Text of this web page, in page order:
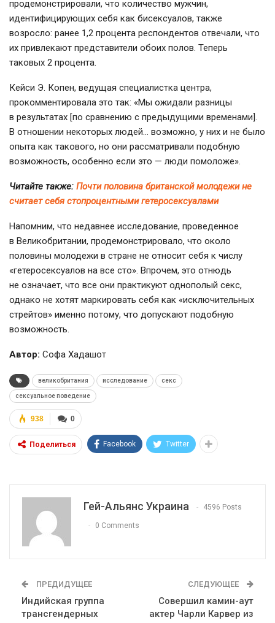
продемонстрировали, что количество мужчин,
идентифицирующих себя как бисексуалов, также
возросло: ранее 1,2 процента респондентов отвечали, что
их привлекают представители обоих полов. Теперь
таковых 2 процента.
Кейси Э. Копен, ведущая специалистка центра,
прокомментировала это так: «Мы ожидали разницы
в результатах [по сравнению с предыдущими временами].
В отношении некоторых людей… возможно, у них и не было
опыта как такового, но они рассматривали подобную
возможность, особенно если это — люди помоложе».
Читайте также: Почти половина британской молодежи не
считает себя стопроцентными гетеросексуалами
Напомним, что недавнее исследование, проведенное
в Великобритании, продемонстрировало, что около
половины молодежи в стране не относит себя к числу
«гетеросексуалов на все сто». Впрочем, это отнюдь
не означает, что все они практикуют однополый секс,
однако не хотят маркировать себя как «исключительных
стрейтов» именно потому, что допускают подобную
возможность.
Автор: Софа Хадашот
великобритания исследование секс
сексуальное поведение
0
938
Поделиться Facebook Twitter
Гей-Альянс Украина 4596 Posts
0 Comments
ПРЕДИДУЩЕЕ
Индийская группа
трансгендерных
СЛЕДУЮЩЕЕ
Совершил камин-аут
актер Чарли Карвер из